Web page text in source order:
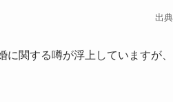
出典
に関する噂が浮上していますが、